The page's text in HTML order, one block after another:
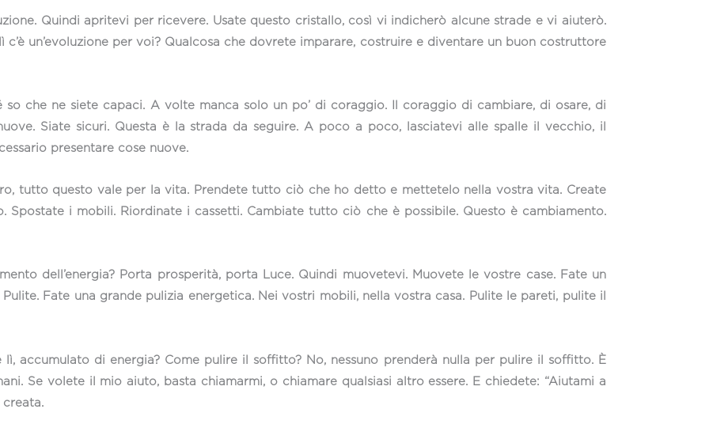
Quindi apritevi per ricevere. Usate questo cristallo, così vi indicherò alcune strade e vi aiuterò.
un’evoluzione per voi? Qualcosa che dovrete imparare, costruire e diventare un buon costruttore
che ne siete capaci. A volte manca solo un po’ di coraggio. Il coraggio di cambiare, di osare, di
Siate sicuri. Questa è la strada da seguire. A poco a poco, lasciatevi alle spalle il vecchio, il
presentare cose nuove.
tutto questo vale per la vita. Prendete tutto ciò che ho detto e mettetelo nella vostra vita. Create
Spostate i mobili. Riordinate i cassetti. Cambiate tutto ciò che è possibile. Questo è cambiamento.
dell’energia? Porta prosperità, porta Luce. Quindi muovetevi. Muovete le vostre case. Fate un
Fate una grande pulizia energetica. Nei vostri mobili, nella vostra casa. Pulite le pareti, pulite il
lì, accumulato di energia? Come pulire il soffitto? No, nessuno prenderà nulla per pulire il soffitto. È
Se volete il mio aiuto, basta chiamarmi, o chiamare qualsiasi altro essere. E chiedete: “Aiutami a
creata.